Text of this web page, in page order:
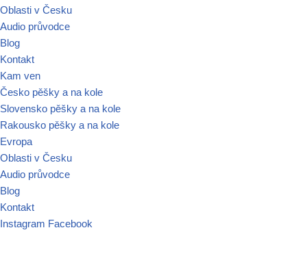
Oblasti v Česku
Audio průvodce
Blog
Kontakt
Kam ven
Česko pěšky a na kole
Slovensko pěšky a na kole
Rakousko pěšky a na kole
Evropa
Oblasti v Česku
Audio průvodce
Blog
Kontakt
Instagram Facebook